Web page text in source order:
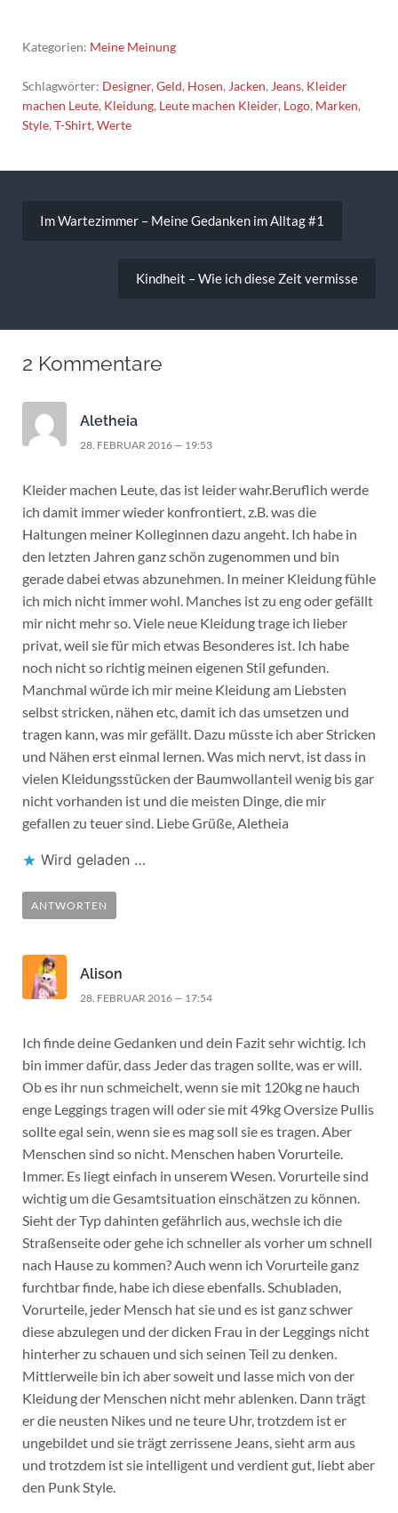
Kategorien: Meine Meinung
Schlagwörter: Designer, Geld, Hosen, Jacken, Jeans, Kleider
machen Leute, Kleidung, Leute machen Kleider, Logo, Marken,
Style, T-Shirt, Werte
Im Wartezimmer – Meine Gedanken im Alltag #1
Kindheit – Wie ich diese Zeit vermisse
2 Kommentare
Aletheia
28. FEBRUAR 2016 — 19:53
Kleider machen Leute, das ist leider wahr.Beruflich werde
ich damit immer wieder konfrontiert, z.B. was die
Haltungen meiner Kolleginnen dazu angeht. Ich habe in
den letzten Jahren ganz schön zugenommen und bin
gerade dabei etwas abzunehmen. In meiner Kleidung fühle
ich mich nicht immer wohl. Manches ist zu eng oder gefällt
mir nicht mehr so. Viele neue Kleidung trage ich lieber
privat, weil sie für mich etwas Besonderes ist. Ich habe
noch nicht so richtig meinen eigenen Stil gefunden.
Manchmal würde ich mir meine Kleidung am Liebsten
selbst stricken, nähen etc, damit ich das umsetzen und
tragen kann, was mir gefällt. Dazu müsste ich aber Stricken
und Nähen erst einmal lernen. Was mich nervt, ist dass in
vielen Kleidungsstücken der Baumwollanteil wenig bis gar
nicht vorhanden ist und die meisten Dinge, die mir
gefallen zu teuer sind. Liebe Grüße, Aletheia
Wird geladen …
ANTWORTEN
Alison
28. FEBRUAR 2016 — 17:54
Ich finde deine Gedanken und dein Fazit sehr wichtig. Ich
bin immer dafür, dass Jeder das tragen sollte, was er will.
Ob es ihr nun schmeichelt, wenn sie mit 120kg ne hauch
enge Leggings tragen will oder sie mit 49kg Oversize Pullis
sollte egal sein, wenn sie es mag soll sie es tragen. Aber
Menschen sind so nicht. Menschen haben Vorurteile.
Immer. Es liegt einfach in unserem Wesen. Vorurteile sind
wichtig um die Gesamtsituation einschätzen zu können.
Sieht der Typ dahinten gefährlich aus, wechsle ich die
Straßenseite oder gehe ich schneller als vorher um schnell
nach Hause zu kommen? Auch wenn ich Vorurteile ganz
furchtbar finde, habe ich diese ebenfalls. Schubladen,
Vorurteile, jeder Mensch hat sie und es ist ganz schwer
diese abzulegen und der dicken Frau in der Leggings nicht
hinterher zu schauen und sich seinen Teil zu denken.
Mittlerweile bin ich aber soweit und lasse mich von der
Kleidung der Menschen nicht mehr ablenken. Dann trägt
er die neusten Nikes und ne teure Uhr, trotzdem ist er
ungebildet und sie trägt zerrissene Jeans, sieht arm aus
und trotzdem ist sie intelligent und verdient gut, liebt aber
den Punk Style.